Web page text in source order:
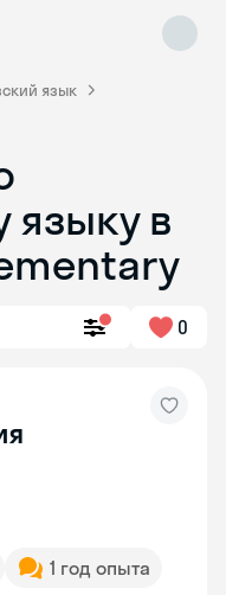
язык
языку в
0
1 год опыта